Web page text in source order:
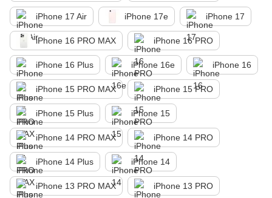
iPhone 17 Air iPhone 17e iPhone 17
iPhone 16 PRO MAX iPhone 16 PRO
iPhone 16 Plus iPhone 16e iPhone 16
iPhone 15 PRO MAX iPhone 15 PRO
iPhone 15 Plus iPhone 15
iPhone 14 PRO MAX iPhone 14 PRO
iPhone 14 Plus iPhone 14
iPhone 13 PRO MAX iPhone 13 PRO